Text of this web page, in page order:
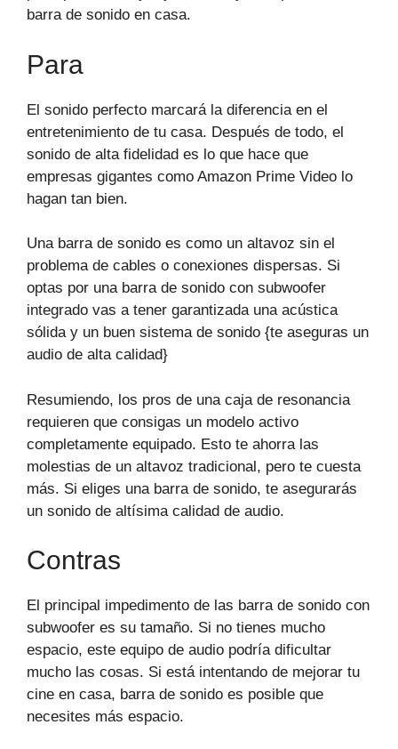
barra de sonido en casa.
Para
El sonido perfecto marcará la diferencia en el
entretenimiento de tu casa. Después de todo, el
sonido de alta fidelidad es lo que hace que
empresas gigantes como Amazon Prime Video lo
hagan tan bien.
Una barra de sonido es como un altavoz sin el
problema de cables o conexiones dispersas. Si
optas por una barra de sonido con subwoofer
integrado vas a tener garantizada una acústica
sólida y un buen sistema de sonido {te aseguras un
audio de alta calidad}
Resumiendo, los pros de una caja de resonancia
requieren que consigas un modelo activo
completamente equipado. Esto te ahorra las
molestias de un altavoz tradicional, pero te cuesta
más. Si eliges una barra de sonido, te asegurarás
un sonido de altísima calidad de audio.
Contras
El principal impedimento de las barra de sonido con
subwoofer es su tamaño. Si no tienes mucho
espacio, este equipo de audio podría dificultar
mucho las cosas. Si está intentando de mejorar tu
cine en casa, barra de sonido es posible que
necesites más espacio.